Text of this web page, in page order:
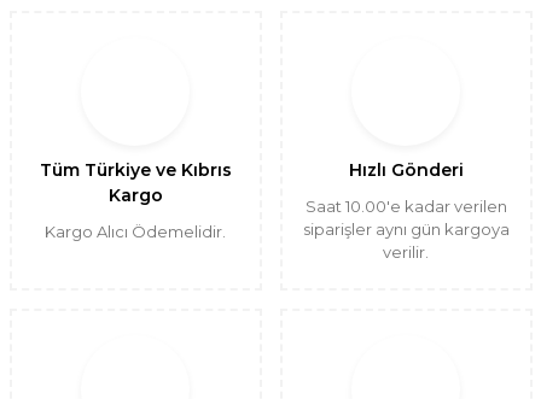
Tüm Türkiye ve Kıbrıs
Kargo
Kargo Alıcı Ödemelidir.
Hızlı Gönderi
Saat 10.00'e kadar verilen
siparişler aynı gün kargoya
verilir.